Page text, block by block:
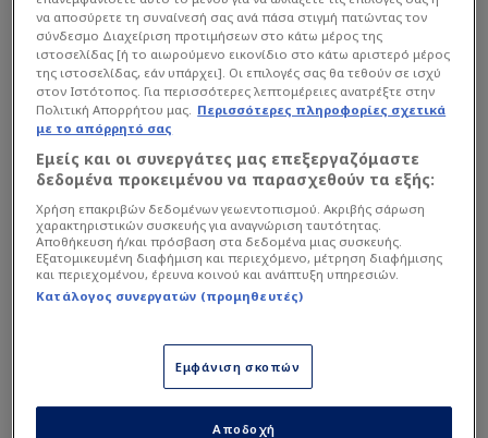
τηλεοπτικό θερμόμετρο.
Η αιχμηρή τοποθέτηση του
Βελόπουλου
Ο Κυριάκος Βελόπουλος υποστήριξε πως ο
Γιώργος Λιάγκας έχει αλλάξει στάση σε σχέση με
τις απόψεις που εκφράζει δημόσια, ενώ τον
κατηγόρησε ότι υιοθετεί συγκεκριμένη ρητορική
σε θέματα που αφορούν τη ΛΟΑΤΚΙ+ κοινότητα.
Μάλιστα, χρησιμοποιήθηκε ο χαρακτηρισμός ότι
«Βελοπουλίζει», με αφορμή τοποθετήσεις του
παρουσιαστή για μια υπόθεση που σχετίζεται με
Καναδό ο οποίος αυτοπροσδιορίζεται ως
να αποσύρετε τη συναίνεσή σας ανά πάσα στιγμή πατώντας τον
σύνδεσμο Διαχείριση προτιμήσεων στο κάτω μέρος της
ιστοσελίδας [ή το αιωρούμενο εικονίδιο στο κάτω αριστερό μέρος
της ιστοσελίδας, εάν υπάρχει]. Οι επιλογές σας θα τεθούν σε ισχύ
στον Ιστότοπος. Για περισσότερες λεπτομέρειες ανατρέξτε στην
Πολιτική Απορρήτου μας. Περισσότερες πληροφορίες σχετικά
με το απόρρητό σας
Εμείς και οι συνεργάτες μας επεξεργαζόμαστε
δεδομένα προκειμένου να παρασχεθούν τα εξής:
Χρήση επακριβών δεδομένων γεωεντοπισμού. Ακριβής σάρωση
χαρακτηριστικών συσκευής για αναγνώριση ταυτότητας.
Αποθήκευση ή/και πρόσβαση στα δεδομένα μιας συσκευής.
Εξατομικευμένη διαφήμιση και περιεχόμενο, μέτρηση διαφήμισης
και περιεχομένου, έρευνα κοινού και ανάπτυξη υπηρεσιών.
Κατάλογος συνεργατών (προμηθευτές)
Εμφάνιση σκοπών
Αποδοχή